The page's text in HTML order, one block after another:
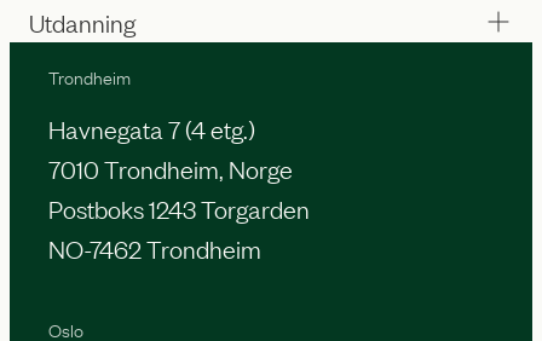
Utdanning
Oslo
Trondheim
Havnegata 7 (4 etg.)
7010 Trondheim, Norge
Postboks 1243 Torgarden
NO-7462 Trondheim